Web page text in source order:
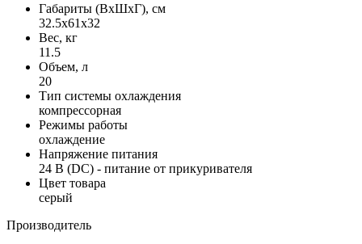
Габариты (ВxШxГ), см
32.5x61x32
Вес, кг
11.5
Объем, л
20
Тип системы охлаждения
компрессорная
Режимы работы
охлаждение
Напряжение питания
24 В (DC) - питание от прикуривателя
Цвет товара
серый
Производитель